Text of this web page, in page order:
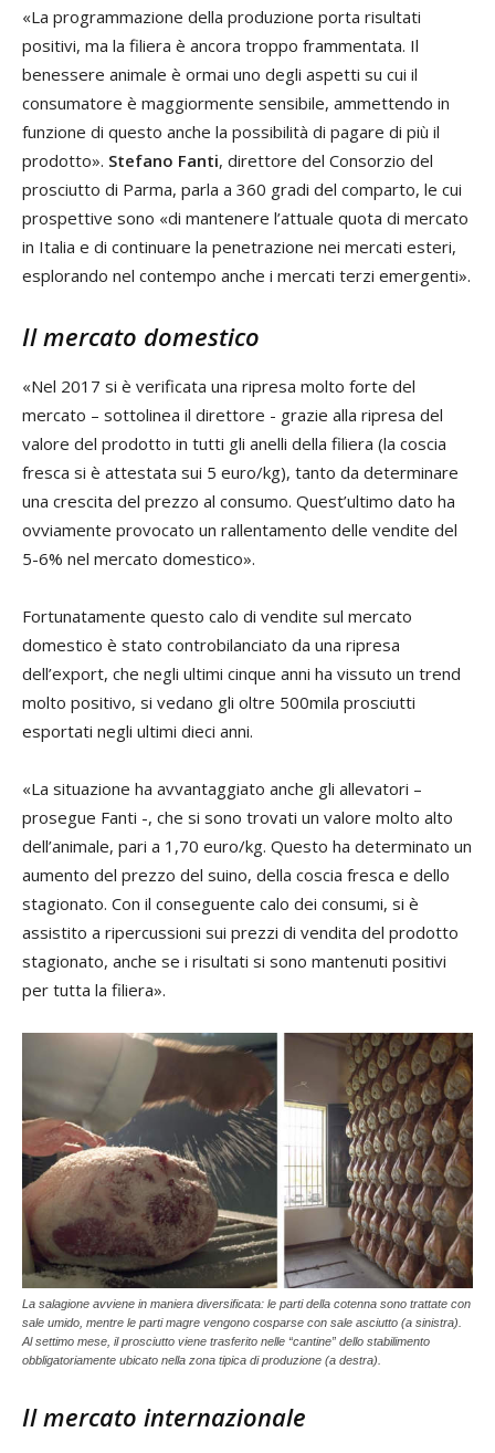
«La programmazione della produzione porta risultati
positivi, ma la filiera è ancora troppo frammentata. Il
benessere animale è ormai uno degli aspetti su cui il
consumatore è maggiormente sensibile, ammettendo in
funzione di questo anche la possibilità di pagare di più il
prodotto». Stefano Fanti, direttore del Consorzio del
prosciutto di Parma, parla a 360 gradi del comparto, le cui
prospettive sono «di mantenere l’attuale quota di mercato
in Italia e di continuare la penetrazione nei mercati esteri,
esplorando nel contempo anche i mercati terzi emergenti».
Il mercato domestico
«Nel 2017 si è verificata una ripresa molto forte del
mercato – sottolinea il direttore - grazie alla ripresa del
valore del prodotto in tutti gli anelli della filiera (la coscia
fresca si è attestata sui 5 euro/kg), tanto da determinare
una crescita del prezzo al consumo. Quest’ultimo dato ha
ovviamente provocato un rallentamento delle vendite del
5-6% nel mercato domestico».
Fortunatamente questo calo di vendite sul mercato
domestico è stato controbilanciato da una ripresa
dell’export, che negli ultimi cinque anni ha vissuto un trend
molto positivo, si vedano gli oltre 500mila prosciutti
esportati negli ultimi dieci anni.
«La situazione ha avvantaggiato anche gli allevatori –
prosegue Fanti -, che si sono trovati un valore molto alto
dell’animale, pari a 1,70 euro/kg. Questo ha determinato un
aumento del prezzo del suino, della coscia fresca e dello
stagionato. Con il conseguente calo dei consumi, si è
assistito a ripercussioni sui prezzi di vendita del prodotto
stagionato, anche se i risultati si sono mantenuti positivi
per tutta la filiera».
La salagione avviene in maniera diversificata: le parti della cotenna sono trattate con
sale umido, mentre le parti magre vengono cosparse con sale asciutto (a sinistra).
Al settimo mese, il prosciutto viene trasferito nelle “cantine” dello stabilimento
obbligatoriamente ubicato nella zona tipica di produzione (a destra).
Il mercato internazionale